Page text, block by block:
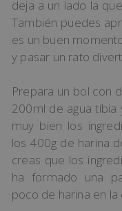
deja a un lado la
También puedes
es un buen
y pasar un rato
Prepara un bol con
200ml de agua tíbia
muy bien los
los 400g de harina
creas que los
ha formado una
poco de harina en la